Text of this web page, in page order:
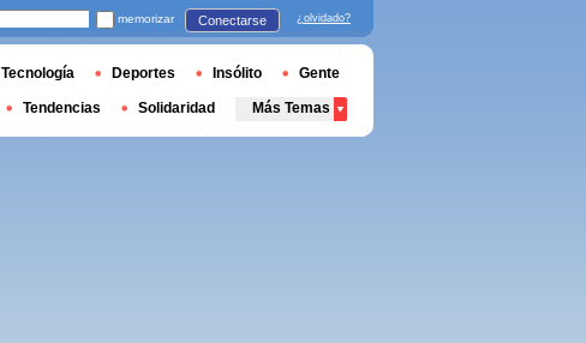
memorizar Conectarse ¿olvidado?
Tecnología Deportes Insólito Gente
Tendencias Solidaridad Más Temas